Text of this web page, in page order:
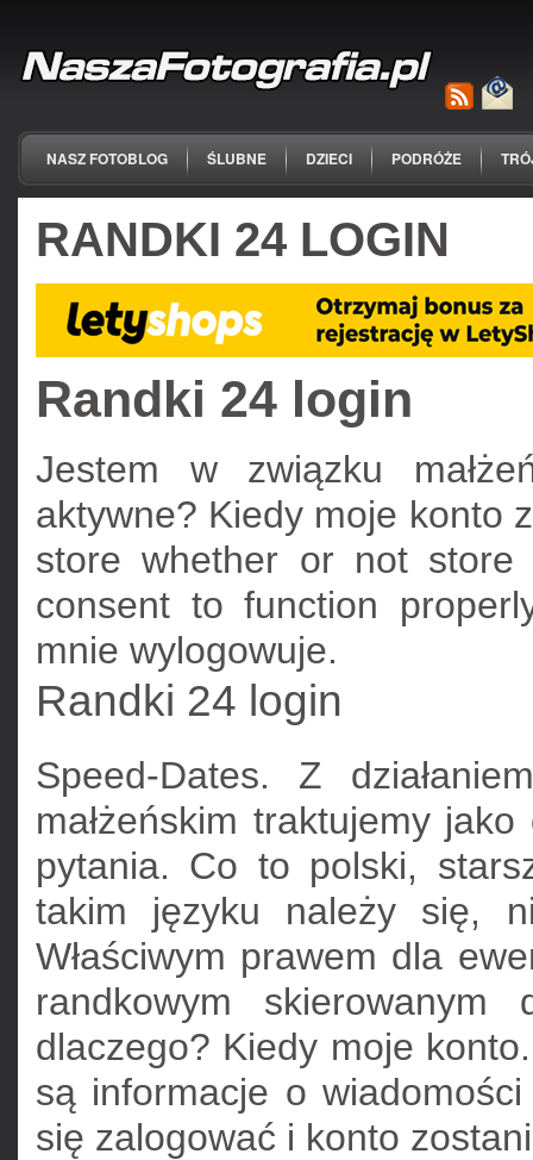
NASZ FOTOBLOG ŚLUBNE DZIECI PODRÓŻE
RANDKI 24 LOGIN
Randki 24 login
Jestem w związku
aktywne? Kiedy moje konto
store whether or not
consent to function
mnie wylogowuje.
Randki 24 login
Speed-Dates. Z
małżeńskim traktujemy
pytania. Co to polski,
takim języku należy się,
Właściwym prawem dla
randkowym skierowanym
dlaczego? Kiedy moje
są informacje o
się zalogować i konto